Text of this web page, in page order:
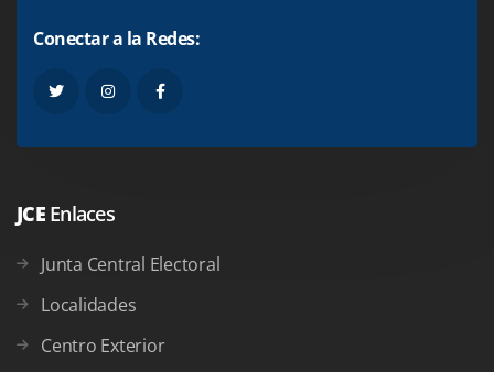
Conectar a la Redes:
JCE Enlaces
Junta Central Electoral
Localidades
Centro Exterior